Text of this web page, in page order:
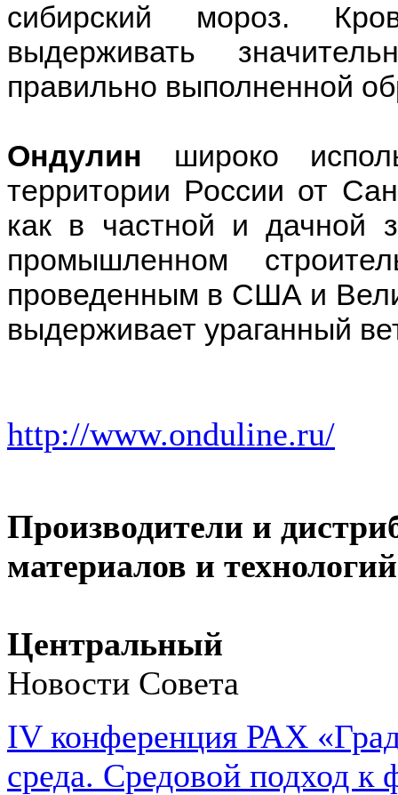
сибирский мороз.
выдерживать
правильно выполненной
Ондулин широко
территории России от
как в частной и дачной
промышленном
проведенным в США и
выдерживает ураганный
http://www.onduline.ru/
Производители и
материалов и технологий
Центральный
Новости Совета
IV конференция РАХ
среда. Средовой подход